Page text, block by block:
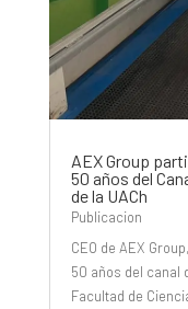
AEX Group
50 años del
de la UACh
Publicacion
CEO de AEX
50 años del canal
Facultad de